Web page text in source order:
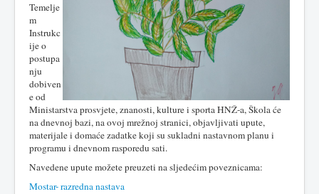
Temelje
m
Instrukc
ije o
postupa
nju
dobiven
e od
Ministarstva prosvjete, znanosti, kulture i sporta HNŽ-a, Škola će
na dnevnoj bazi, na ovoj mrežnoj stranici, objavljivati upute,
materijale i domaće zadatke koji su sukladni nastavnom planu i
programu i dnevnom rasporedu sati.
Navedene upute možete preuzeti na sljedećim poveznicama:
Mostar- razredna nastava